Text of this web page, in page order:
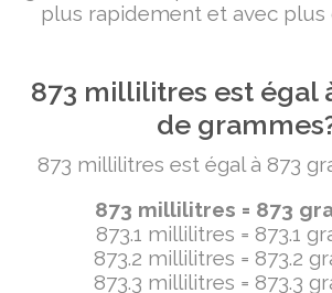
plus rapidement et avec plus
873 millilitres est égal
de
873 millilitres est égal à 873
873 millilitres = 873
873.1 millilitres = 873.1
873.2 millilitres = 873.2
873.3 millilitres = 873.3